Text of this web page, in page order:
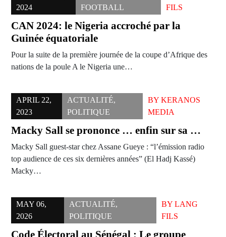
2024
FOOTBALL
FILS
CAN 2024: le Nigeria accroché par la
Guinée équatoriale
Pour la suite de la première journée de la coupe d’Afrique des
nations de la poule A le Nigeria une…
APRIL 22,
2023
ACTUALITÉ,
POLITIQUE
BYKERANOS
MEDIA
Macky Sall se prononce … enfin sur sa …
Macky Sall guest-star chez Assane Gueye : “l’émission radio
top audience de ces six dernières années” (El Hadj Kassé)
Macky…
MAY 06,
2026
ACTUALITÉ,
POLITIQUE
BY LANG
FILS
Code Électoral au Sénégal : Le groupe